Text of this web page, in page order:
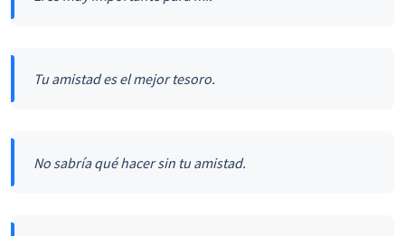
Tu amistad es el mejor tesoro.
No sabría qué hacer sin tu amistad.